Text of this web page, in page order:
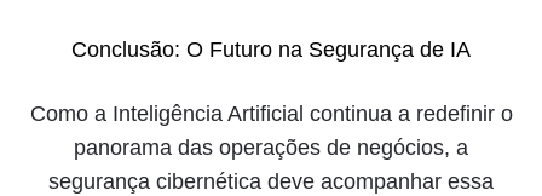
Conclusão: O Futuro na Segurança de IA
Como a Inteligência Artificial continua a redefinir o
panorama das operações de negócios, a
segurança cibernética deve acompanhar essa